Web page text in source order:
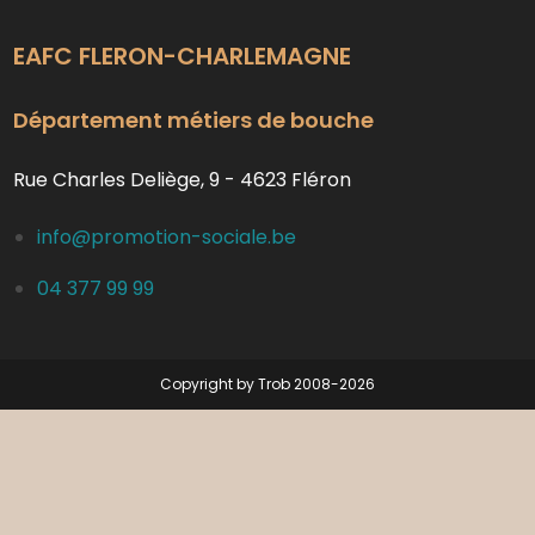
EAFC FLERON-CHARLEMAGNE
Département métiers de bouche
Rue Charles Deliège, 9 - 4623 Fléron
info@promotion-sociale.be
04 377 99 99
Copyright by Trob 2008-2026